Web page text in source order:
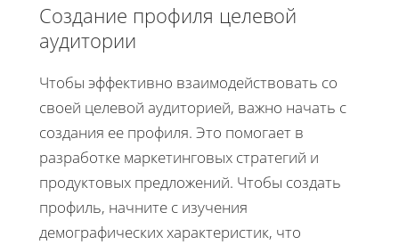
Создание профиля целевой
аудитории
Чтобы эффективно взаимодействовать со
своей целевой аудиторией, важно начать с
создания ее профиля. Это помогает в
разработке маркетинговых стратегий и
продуктовых предложений. Чтобы создать
профиль, начните с изучения
демографических характеристик, что